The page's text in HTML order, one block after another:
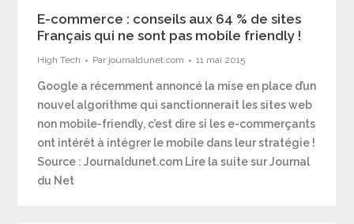
E-commerce : conseils aux 64 % de sites
Français qui ne sont pas mobile friendly !
High Tech Par journaldunet.com 11 mai 2015
Google a récemment annoncé la mise en place d’un
nouvel algorithme qui sanctionnerait les sites web
non mobile-friendly, c’est dire si les e-commerçants
ont intérêt à intégrer le mobile dans leur stratégie !
Source : Journaldunet.com Lire la suite sur Journal
du Net